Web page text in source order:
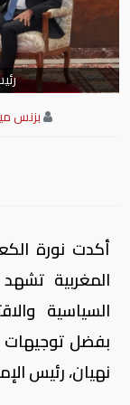
بزنس
أكدت نورة
المغربية
السياسية
بفضل
نهيان، رئيس